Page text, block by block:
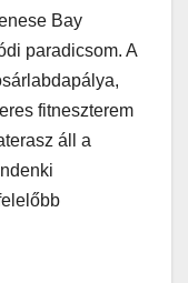
Bay
paradicsom. A
fitneszterem
áll a